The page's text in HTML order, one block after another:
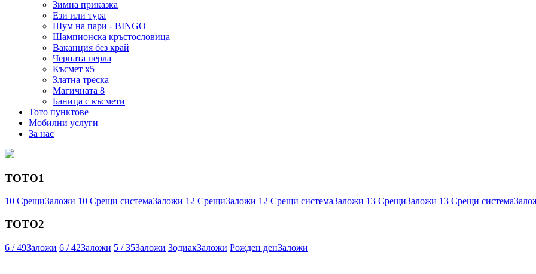
Зимна приказка
Ези или тура
Шум на пари - BINGO
Шампионска кръстословица
Ваканция без край
Черната перла
Късмет х5
Златна треска
Магичната 8
Баница с късмети
Тото пунктове
Мобилни услуги
За нас
ТОТО1
10 СрещиЗаложи 10 Срещи системаЗаложи 12 СрещиЗаложи 12 Срещи системаЗаложи 13 СрещиЗаложи 13 Срещи система
ТОТО2
6 / 49Заложи 6 / 42Заложи 5 / 35Заложи ЗодиакЗаложи Рожден денЗаложи